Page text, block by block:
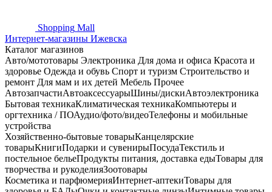
Shopping Mall
Интернет-магазины Ижевска
Каталог магазинов
Авто/мототовары Электроника Для дома и офиса Красота и
здоровье Одежда и обувь Спорт и туризм Строительство и
ремонт Для мам и их детей Мебель Прочее
АвтозапчастиАвтоаксессуарыШины/дискиАвтоэлектроника
Бытовая техникаКлиматическая техникаКомпьютеры и
оргтехника / ПОАудио/фото/видеоТелефоны и мобильные
устройства
Хозяйственно-бытовые товарыКанцелярские
товарыКнигиПодарки и сувенирыПосудаТекстиль и
постельное бельеПродукты питания, доставка едыТовары для
творчества и рукоделияЗоотовары
Косметика и парфюмерияИнтернет-аптекиТовары для